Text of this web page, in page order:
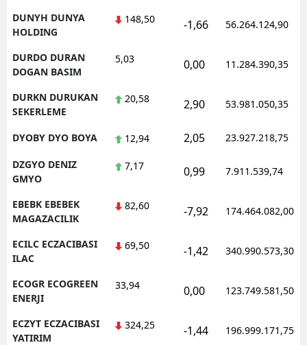
DUNYH DUNYA
HOLDING
148,50 -1,66 56.264.124,90
DURDO DURAN
DOGAN BASIM
5,03 0,00 11.284.390,35
DURKN DURUKAN
SEKERLEME
20,58 2,90 53.981.050,35
DYOBY DYO BOYA 12,94 2,05 23.927.218,75
DZGYO DENIZ
GMYO
7,17 0,99 7.911.539,74
EBEBK EBEBEK
MAGAZACILIK
82,60 -7,92 174.464.082,00
ECILC ECZACIBASI
ILAC
69,50 -1,42 340.990.573,30
ECOGR ECOGREEN
ENERJI
33,94 0,00 123.749.581,50
ECZYT ECZACIBASI
YATIRIM
324,25 -1,44 196.999.171,75